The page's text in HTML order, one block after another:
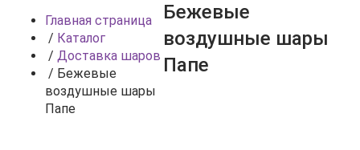
Главная страница
/ Каталог
/ Доставка шаров
/ Бежевые
воздушные шары
Папе
Бежевые
воздушные шары
Папе